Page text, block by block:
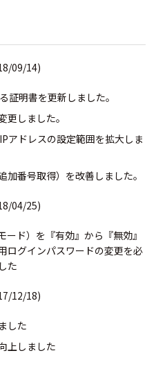
09/14)
証明書を更新しました。
しました。
アドレスの設定範囲を拡大しま
番号取得）を改善しました。
04/25)
ド）を『有効』から『無効』
ログインパスワードの変更を必
た
12/18)
した
上しました